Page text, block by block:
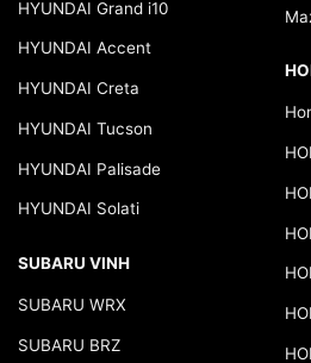
HYUNDAI Grand i10
HYUNDAI Accent
HYUNDAI Creta
HYUNDAI Tucson
HYUNDAI Palisade
HYUNDAI Solati
SUBARU VINH
SUBARU WRX
SUBARU BRZ